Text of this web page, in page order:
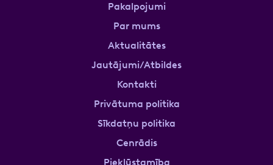
Pakalpojumi
Par mums
Aktualitātes
Jautājumi/Atbildes
Kontakti
Privātuma politika
Sīkdatņu politika
Cenrādis
Piekļūstamība